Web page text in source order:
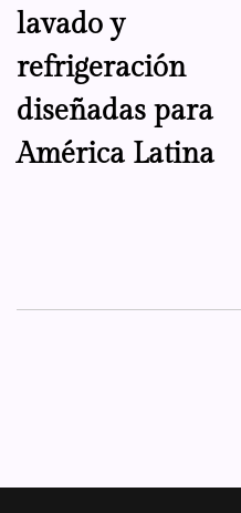
lavado y
refrigeración
diseñadas para
América Latina